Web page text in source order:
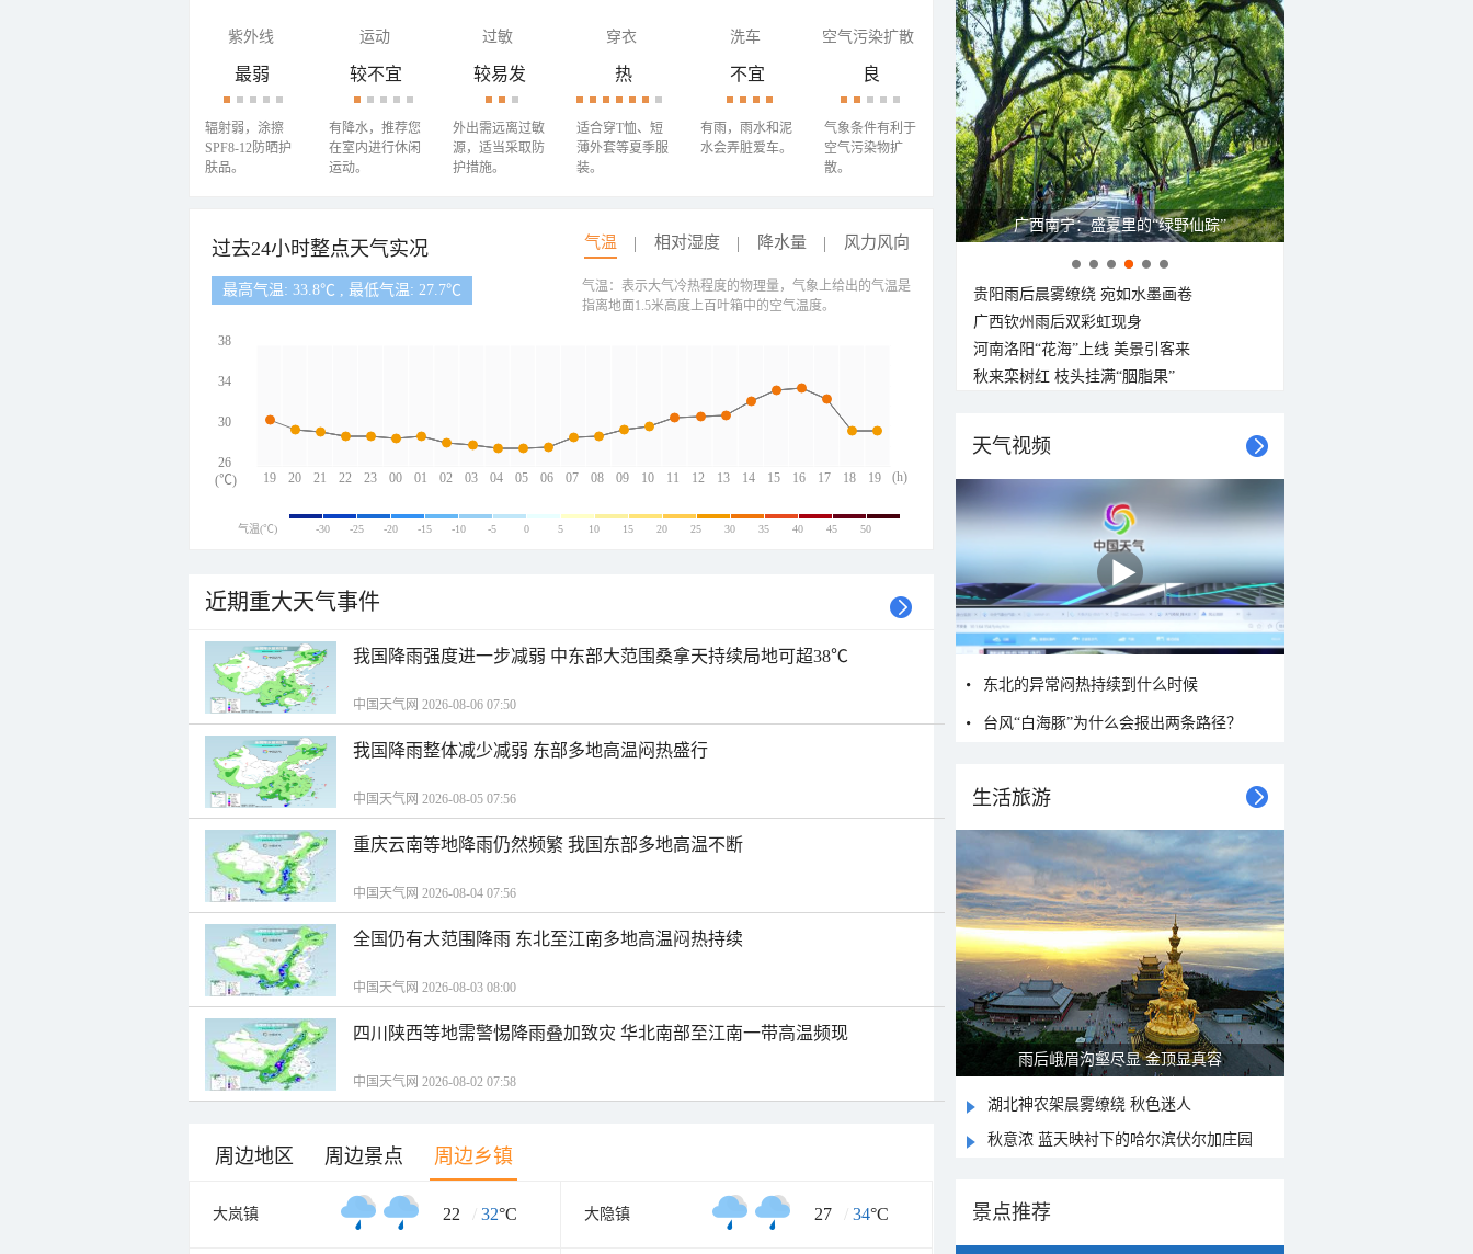
紫外线 运动 过敏 穿衣 洗车 空气污染扩散
最弱
辐射弱，涂擦
SPF8-12防晒护
肤品。
较不宜
有降水，推荐您
在室内进行休闲
运动。
较易发
外出需远离过敏
源，适当采取防
护措施。
热
适合穿T恤、短
薄外套等夏季服
装。
不宜
有雨，雨水和泥
水会弄脏爱车。
良
气象条件有利于
空气污染物扩
散。
过去24小时整点天气实况 气温 相对湿度 降水量 风力风向
最高气温: 33.8℃ , 最低气温: 27.7℃
19 20 21 22 23 00 01 02 03 04 05 06 07 08 09 10 11 12 13 14 15 16 17 18 19
38
34
30
26
(h)
(℃)
气温：表示大气冷热程度的物理量，气象上给出的气温是
指离地面1.5米高度上百叶箱中的空气温度。
气温(℃) -30 -25 -20 -15 -10 -5 0 5 10 15 20 25 30 35 40 45 50
近期重大天气事件
我国降雨强度进一步减弱 中东部大范围桑拿天持续局地可超38℃
中国天气网 2026-08-06 07:50
我国降雨整体减少减弱 东部多地高温闷热盛行
中国天气网 2026-08-05 07:56
重庆云南等地降雨仍然频繁 我国东部多地高温不断
中国天气网 2026-08-04 07:56
全国仍有大范围降雨 东北至江南多地高温闷热持续
中国天气网 2026-08-03 08:00
四川陕西等地需警惕降雨叠加致灾 华北南部至江南一带高温频现
中国天气网 2026-08-02 07:58
周边地区 周边景点 周边乡镇
大岚镇 22 / 32°C 大隐镇 27 / 34°C
广西南宁：盛夏里的“绿野仙踪”
贵阳雨后晨雾缭绕 宛如水墨画卷
广西钦州雨后双彩虹现身
河南洛阳“花海”上线 美景引客来
秋来栾树红 枝头挂满“胭脂果”
天气视频
东北的异常闷热持续到什么时候
台风“白海豚”为什么会报出两条路径？
生活旅游
雨后峨眉沟壑尽显 金顶显真容
湖北神农架晨雾缭绕 秋色迷人
秋意浓 蓝天映衬下的哈尔滨伏尔加庄园
景点推荐